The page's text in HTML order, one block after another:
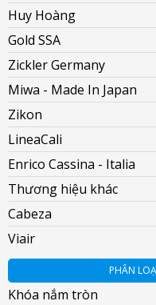
Huy Hoàng
Gold SSA
Zickler Germany
Miwa - Made In Japan
Zikon
LineaCali
Enrico Cassina - Italia
Thương hiệu khác
Cabeza
Viair
PHÂN
Khóa nắm tròn